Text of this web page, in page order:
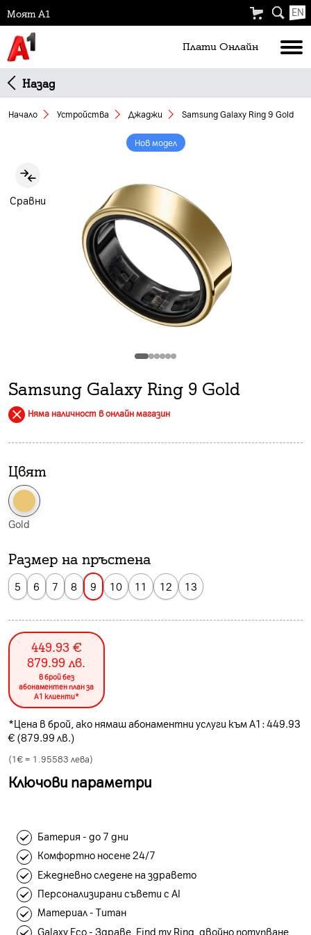
Моят А1 EN
Плати Oнлайн
Назад
Начало Устройства Джаджи Samsung Galaxy Ring 9 Gold
Нов модел
Сравни
Samsung Galaxy Ring 9 Gold
Няма наличност в онлайн магазин
Цвят
Gold
Размер на пръстена
5 6 7 8 9 10 11 12 13
449.93 €
879.99 лв.
в брой без
абонаментен план за
А1 клиенти*
*Цена в брой, ако нямаш абонаментни услуги към А1: 449.93
€ (879.99 лв.)
(1€ = 1.95583 лева)
Ключови параметри
Батерия - до 7 дни
Комфортно носене 24/7
Ежедневно следене на здравето
Персонализирани съвети с AI
Материал - Титан
Galaxy Eco - Здраве, Find my Ring, двойно потупване